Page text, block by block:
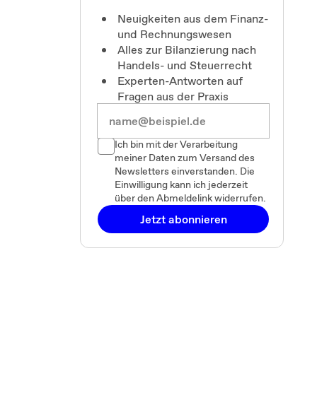
Neuigkeiten aus dem Finanz-
und Rechnungswesen
Alles zur Bilanzierung nach
Handels- und Steuerrecht
Experten-Antworten auf
Fragen aus der Praxis
Ich bin mit der Verarbeitung
meiner Daten zum Versand des
Newsletters einverstanden. Die
Einwilligung kann ich jederzeit
über den Abmeldelink widerrufen.
Jetzt abonnieren